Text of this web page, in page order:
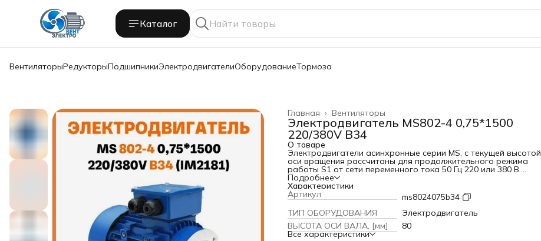
Каталог
ВентиляторыРедукторыПодшипникиЭлектродвигателиОборудованиеТормоза
Вентиляторы
Главная ›
Электродвигатель MS802-4 0,75*1500
220/380V B34
О товаре
Электродвигатели асинхронные серии MS, с текущей высотой
оси вращения рассчитаны для продолжительного режима
работы S1 от сети переменного тока 50 Гц 220 или 380 B.
Электродвигатели MS могут устанавливаться в помещениях с
естественной вентиляцией, а также на открытом воздухе.
Двигатели предназначены для использования в качестве
электроприводов оборудования различных отраслей
промышленности, сельского хозяйства, систем вентиляции и
водоснабжения жилых и производственных зданий.
Габаритные и присоединительные размеры привязаны к
мощности двигателя в соответствии с DIN (IEC 60034).
Подробнее
Характеристики
Артикул
ms8024075b34
ТИП ОБОРУДОВАНИЯ
Электродвигатель
ВЫСОТА ОСИ ВАЛА, [мм]
80
Все характеристики